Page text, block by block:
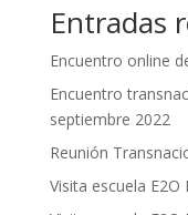
Entradas
Encuentro online
Encuentro
septiembre 2022
Reunión
Visita escuela